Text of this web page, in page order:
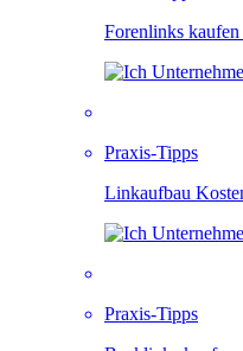
Forenlinks
Praxis-Tipps
Linkaufbau
Praxis-Tipps